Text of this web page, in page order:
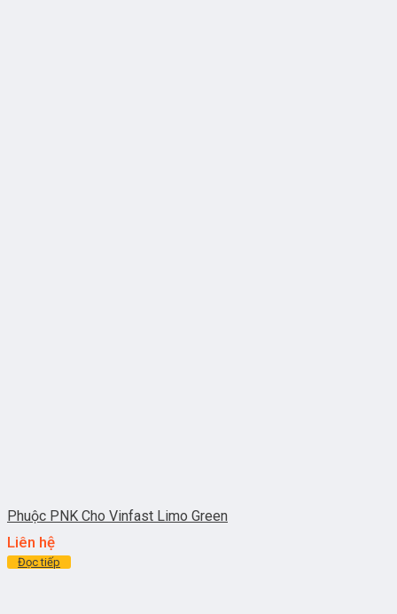
Phuộc PNK Cho Vinfast Limo Green
Liên hệ
Đọc tiếp